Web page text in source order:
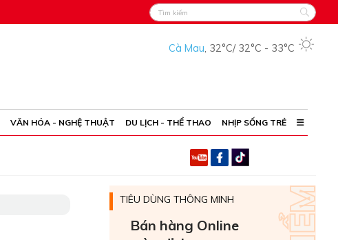
Cà Mau, 32°C/ 32°C - 33°C
VĂN HÓA - NGHỆ THUẬT DU LỊCH - THỂ THAO NHỊP SỐNG TRẺ
TIÊU DÙNG THÔNG MINH
Bán hàng Online